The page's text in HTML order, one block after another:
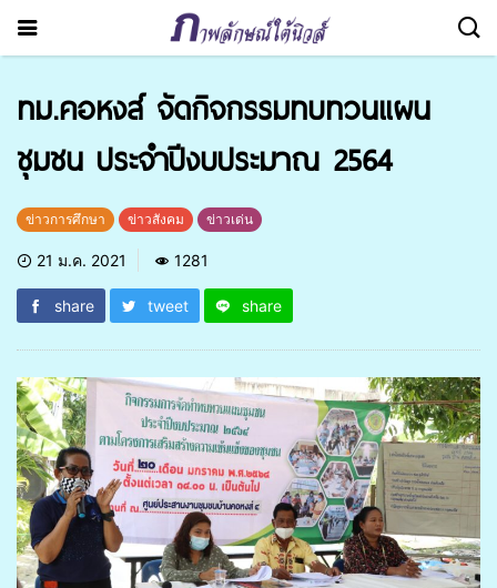
ทม.คอหงส์ จัดกิจกรรมทบทวนแผน
ชุมชน ประจำปีงบประมาณ 2564
ข่าวการศึกษา ข่าวสังคม ข่าวเด่น
21 ม.ค. 2021 1281
share tweet share